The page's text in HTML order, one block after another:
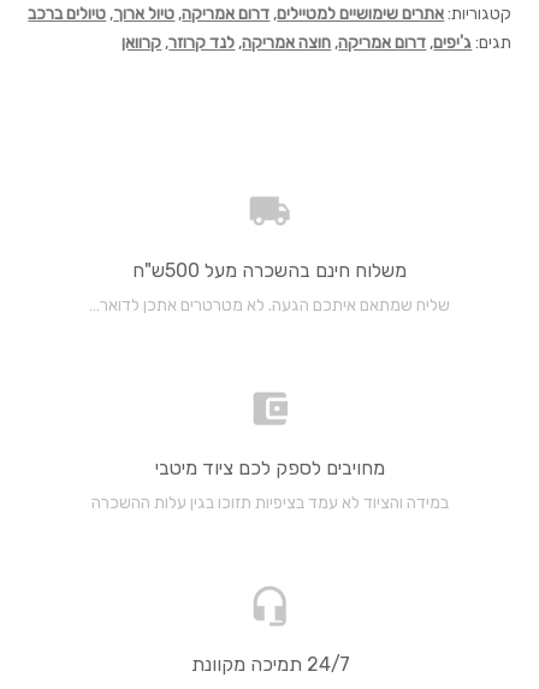
קטגוריות:אתרים שימושיים למטיילים, דרום אמריקה, טיול ארוך, טיולים ברכב
תגים:ג'יפים, דרום אמריקה, חוצה אמריקה, לנד קרוזר, קרוואן
משלוח חינם בהשכרה מעל 500ש"ח
שליח שמתאם איתכם הגעה. לא מטרטרים אתכן לדואר…
מחויבים לספק לכם ציוד מיטבי
במידה והציוד לא עמד בציפיות תזוכו בגין עלות ההשכרה
24/7 תמיכה מקוונת